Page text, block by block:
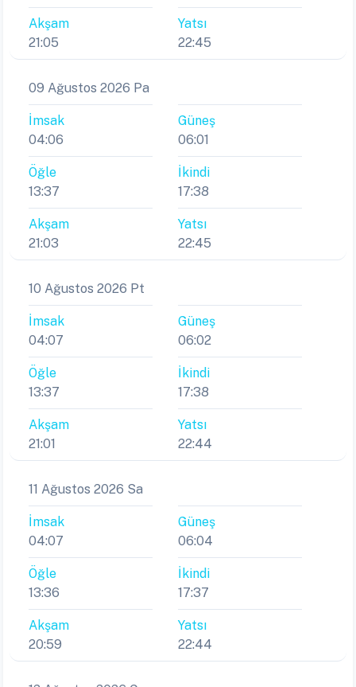
Akşam
21:05
Yatsı
22:45
09 Ağustos 2026 Pa
İmsak
04:06
Güneş
06:01
Öğle
13:37
İkindi
17:38
Akşam
21:03
Yatsı
22:45
10 Ağustos 2026 Pt
İmsak
04:07
Güneş
06:02
Öğle
13:37
İkindi
17:38
Akşam
21:01
Yatsı
22:44
11 Ağustos 2026 Sa
İmsak
04:07
Güneş
06:04
Öğle
13:36
İkindi
17:37
Akşam
20:59
Yatsı
22:44